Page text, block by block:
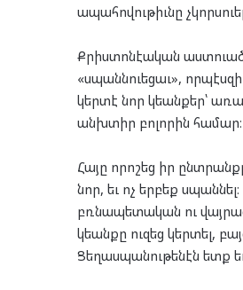
ապահովութիւնը
Քրիստոնէական
«սպաննուեցաւ»,
կերտէ նոր կեանքեր՝
անխտիր բոլորին համար։
Հայը որոշեց իր
նոր, եւ ոչ երբեք
բռնապետական ու
կեանքը ուզեց կերտել,
Ցեղասպանութենէն ետք